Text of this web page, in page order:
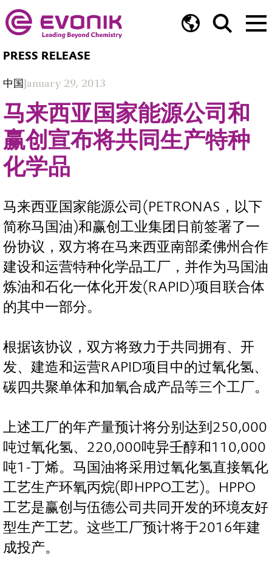
PRESS RELEASE
中国January 29, 2013
马来西亚国家能源公司和
赢创宣布将共同生产特种
化学品
马来西亚国家能源公司(PETRONAS，以下
简称马国油)和赢创工业集团日前签署了一
份协议，双方将在马来西亚南部柔佛州合作
建设和运营特种化学品工厂，并作为马国油
炼油和石化一体化开发(RAPID)项目联合体
的其中一部分。
根据该协议，双方将致力于共同拥有、开
发、建造和运营RAPID项目中的过氧化氢、
碳四共聚单体和加氧合成产品等三个工厂。
上述工厂的年产量预计将分别达到250,000
吨过氧化氢、220,000吨异壬醇和110,000
吨1-丁烯。马国油将采用过氧化氢直接氧化
工艺生产环氧丙烷(即HPPO工艺)。HPPO
工艺是赢创与伍德公司共同开发的环境友好
型生产工艺。这些工厂预计将于2016年建
成投产。